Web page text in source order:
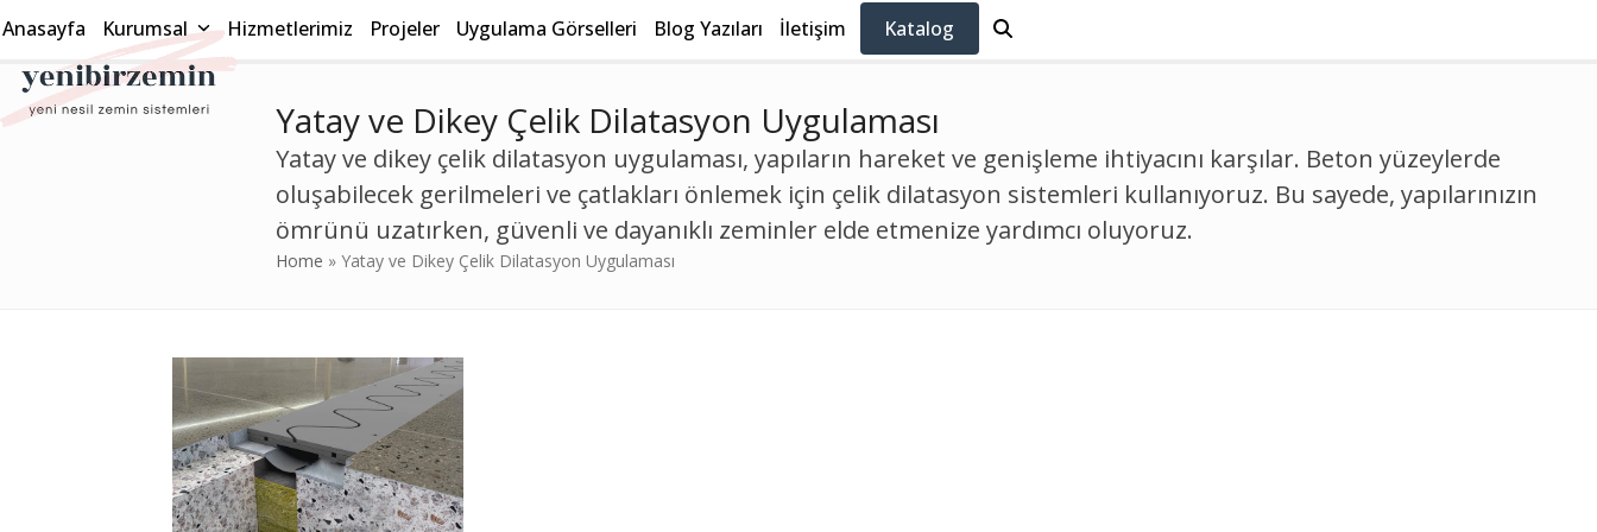
to
Anasayfa Kurumsal Hizmetlerimiz Projeler Uygulama Görselleri Blog Yazıları İletişim Katalog
Yatay ve Dikey Çelik Dilatasyon Uygulaması
Yatay ve dikey çelik dilatasyon uygulaması, yapıların hareket ve genişleme ihtiyacını karşılar. Beton yüzeylerde
oluşabilecek gerilmeleri ve çatlakları önlemek için çelik dilatasyon sistemleri kullanıyoruz. Bu sayede, yapılarınızın
ömrünü uzatırken, güvenli ve dayanıklı zeminler elde etmenize yardımcı oluyoruz.
Home » Yatay ve Dikey Çelik Dilatasyon Uygulaması